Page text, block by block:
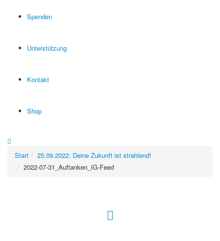
Spenden
Unterstützung
Kontakt
Shop
Start
25.09.2022: Deine Zukunft ist strahlend!
2022-07-31_Auftanken_IG-Feed